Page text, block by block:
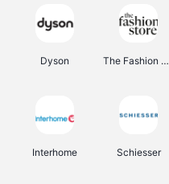
Dyson The Fashion Store
Interhome Schiesser